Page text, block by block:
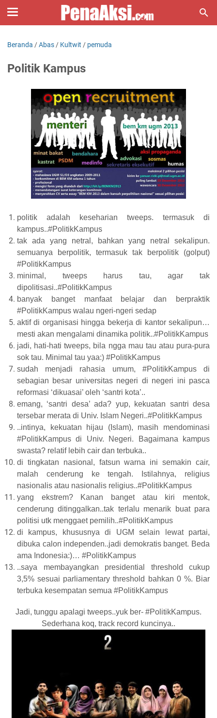
Beranda /Abas / Kultwit / pemuda
Politik Kampus
politik adalah keseharian tweeps. termasuk di
kampus..#PolitikKampus
tak ada yang netral, bahkan yang netral sekalipun.
semuanya berpolitik, termasuk tak berpolitik (golput)
#PolitikKampus
minimal, tweeps harus tau, agar tak
dipolitisasi..#PolitikKampus
banyak banget manfaat belajar dan berpraktik
#PolitikKampus walau ngeri-ngeri sedap
aktif di organisasi hingga bekerja di kantor sekalipun…
mesti akan mengalami dinamika politik..#PolitikKampus
jadi, hati-hati tweeps, bila ngga mau tau atau pura-pura
sok tau. Minimal tau yaa:) #PolitikKampus
sudah menjadi rahasia umum, #PolitikKampus di
sebagian besar universitas negeri di negeri ini pasca
reformasi ‘dikuasai’ oleh ‘santri kota’..
emang, ‘santri desa’ ada? yup, kekuatan santri desa
tersebar merata di Univ. Islam Negeri..#PolitikKampus
..intinya, kekuatan hijau (Islam), masih mendominasi
#PolitikKampus di Univ. Negeri. Bagaimana kampus
swasta? relatif lebih cair dan terbuka..
di tingkatan nasional, fatsun warna ini semakin cair,
malah cenderung ke tengah. Istilahnya, religius
nasionalis atau nasionalis religius..#PolitikKampus
yang ekstrem? Kanan banget atau kiri mentok,
cenderung ditinggalkan..tak terlalu menarik buat para
politisi utk menggaet pemilih..#PolitikKampus
di kampus, khususnya di UGM selain lewat partai,
dibuka calon independen..jadi demokratis banget. Beda
ama Indonesia:)… #PolitikKampus
..saya membayangkan presidential threshold cukup
3,5% sesuai parliamentary threshold bahkan 0 %. Biar
terbuka kesempatan semua #PolitikKampus
Jadi, tunggu apalagi tweeps..yuk ber- #PolitikKampus.
Sederhana koq, track record kuncinya..